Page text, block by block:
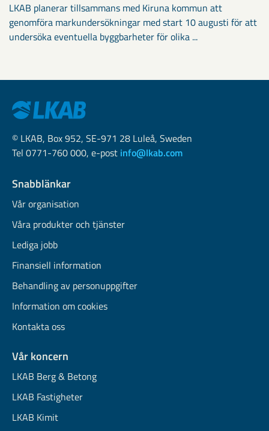
LKAB planerar tillsammans med Kiruna kommun att
genomföra markundersökningar med start 10 augusti för att
undersöka eventuella byggbarheter för olika ...
© LKAB, Box 952, SE-971 28 Luleå, Sweden
Tel 0771-760 000, e-post info@lkab.com
Snabblänkar
Vår organisation
Våra produkter och tjänster
Lediga jobb
Finansiell information
Behandling av personuppgifter
Information om cookies
Kontakta oss
Vår koncern
LKAB Berg & Betong
LKAB Fastigheter
LKAB Kimit